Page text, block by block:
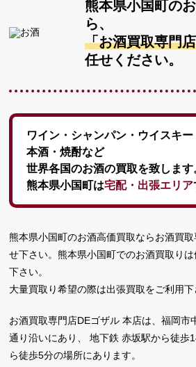
熊本県小国町の
ら、
「お酒買取専門
任せください。
ワイン・シャンパン・ウイスキー
本酒・焼酎など
世界各国のお酒の買取を致します
熊本県小国町は宅配・出張エリア
熊本県小国町のお酒高価買取ならお酒買
せ下さい。熊本県小国町でのお酒買取り
下さい。
大量買取り希望の際は出張買取をご利用下
お酒買取専門店DEゴザル 本店は、福岡市
通り沿いにあり、 地下鉄 赤坂駅から徒歩
ら徒歩5分の場所にあります。